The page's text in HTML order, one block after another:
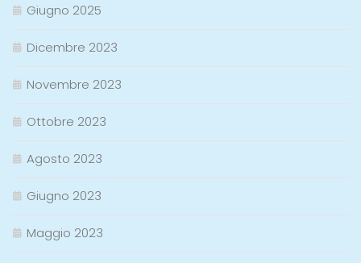
Giugno 2025
Dicembre 2023
Novembre 2023
Ottobre 2023
Agosto 2023
Giugno 2023
Maggio 2023